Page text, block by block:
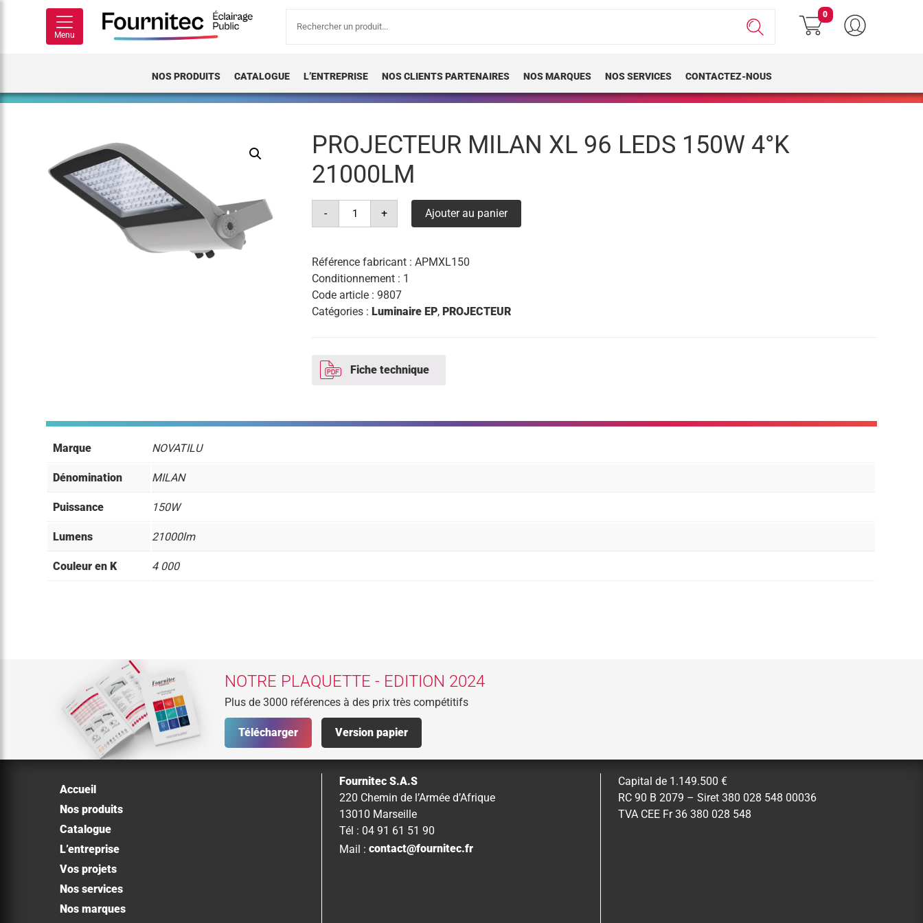
Menu
pour :
0
NOS PRODUITS CATALOGUE L’ENTREPRISE NOS CLIENTS PARTENAIRES NOS MARQUES NOS SERVICES CONTACTEZ-NOUS
PROJECTEUR MILAN XL 96 LEDS 150W 4°K
21000LM
-
quantité
projecteur
96
leds
150w
4°k
21000lm
+ Ajouter au panier
Référence fabricant :APMXL150
Conditionnement : 1
Code article :9807
Catégories :Luminaire EP,PROJECTEUR
Fiche technique
Marque NOVATILU
Dénomination MILAN
Puissance 150W
Lumens 21000lm
Couleur en K 4 000
NOTRE PLAQUETTE - EDITION 2024
Plus de 3000 références à des prix très compétitifs
Télécharger Version papier
Accueil
Nos produits
Catalogue
L’entreprise
Vos projets
Nos services
Nos marques
Fournitec S.A.S
220 Chemin de l’Armée d’Afrique
13010 Marseille
Tél : 04 91 61 51 90
Mail : contact@fournitec.fr
Capital de 1.149.500 €
RC 90 B 2079 – Siret 380 028 548 00036
TVA CEE Fr 36 380 028 548